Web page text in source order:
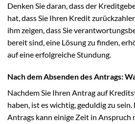
Denken Sie daran, dass der
hat, dass Sie Ihren Kredit
ihm zeigen, dass Sie
bereit sind, eine Lösung zu finden,
auf eine erfolgreiche Stundung.
Nach dem Absenden des Antrags:
Nachdem Sie Ihren Antrag auf
haben, ist es wichtig, geduldig zu
Antrags kann einige Zeit in Anspruch